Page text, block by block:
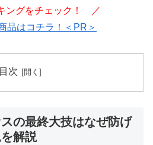
ングをチェック！ ／
品はコチラ！＜PR＞
目次
の最終大技はなぜ防げ
解説